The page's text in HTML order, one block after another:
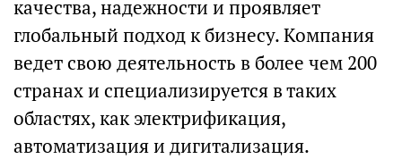
качества, надежности и проявляет
глобальный подход к бизнесу. Компания
ведет свою деятельность в более чем 200
странах и специализируется в таких
областях, как электрификация,
автоматизация и дигитализация.